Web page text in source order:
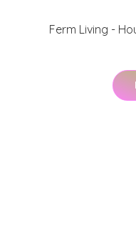
Ferm Living -